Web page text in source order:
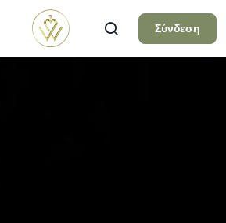
Σύνδεση